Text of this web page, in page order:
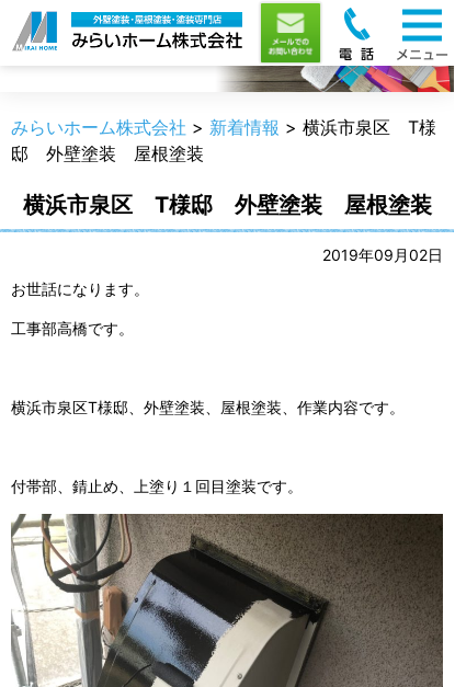
新着情報
みらいホーム株式会社 > 新着情報 > 横浜市泉区 T様
邸 外壁塗装 屋根塗装
横浜市泉区 T様邸 外壁塗装 屋根塗装
2019年09月02日
お世話になります。
工事部高橋です。
横浜市泉区T様邸、外壁塗装、屋根塗装、作業内容です。
付帯部、錆止め、上塗り１回目塗装です。